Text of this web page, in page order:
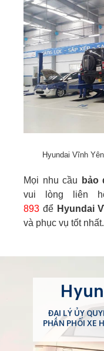
Hyundai Vĩnh
Mọi nhu cầu bảo
vui lòng liên
893 để Hyundai
và phục vụ tốt nhất.
ĐẠI LÝ ỦY
PHÂN PHỐI XE